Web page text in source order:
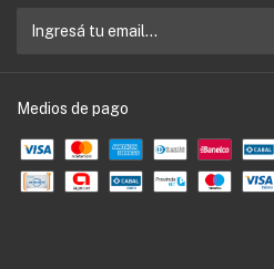
Medios de pago